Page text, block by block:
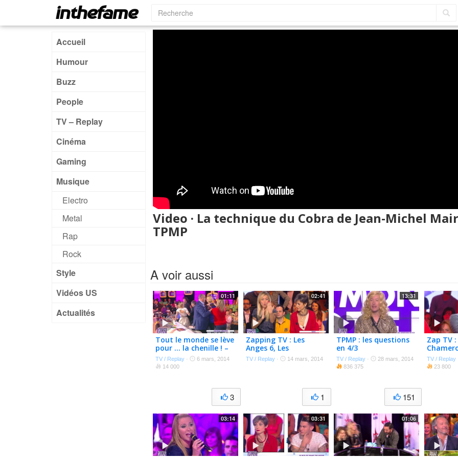
Accueil
Humour
Buzz
People
TV – Replay
Cinéma
Gaming
Musique
Electro
Metal
Rap
Rock
Style
Vidéos US
Actualités
Video · La technique du Cobra de Jean-Michel
TPMP
A voir aussi
01:11
Tout le monde se lève
pour … la chenille ! –
TPMP
TV / Replay ·
6 mars, 2014
14 000
3
02:41
Zapping TV : Les
Anges 6, Les
Marseillais, The
Valleys, TPMP, Claudy
TV / Replay · 14 mars, 2014
1
13:31
TPMP : les questions
en 4/3
TV / Replay ·
28 mars, 2014
836 375
151
Zap TV
une
TPMP
TV / Replay
23 800
03:14 03:31 01:06